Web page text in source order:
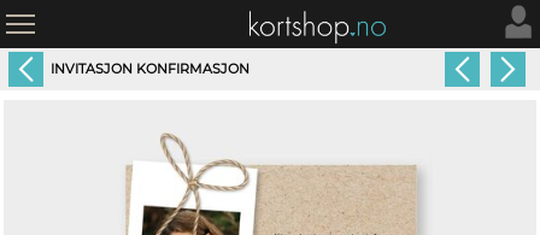
INVITASJON KONFIRMASJON